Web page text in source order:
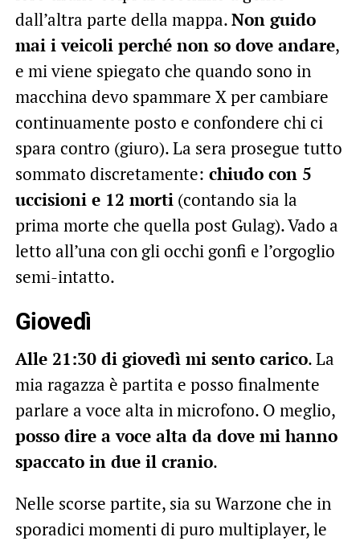
dall’altra parte della mappa.Non guido
mai i veicoli perché non so dove andare,
e mi viene spiegato che quando sono in
macchina devo spammare X per cambiare
continuamente posto e confondere chi ci
spara contro (giuro). La sera prosegue tutto
sommato discretamente: chiudo con 5
uccisioni e 12 morti(contando sia la
prima morte che quella post Gulag). Vado a
letto all’una con gli occhi gonfi e l’orgoglio
semi-intatto.
Giovedì
Alle 21:30 di giovedì mi sento carico. La
mia ragazza è partita e posso finalmente
parlare a voce alta in microfono. O meglio,
posso dire a voce alta da dove mi hanno
spaccato in due il cranio.
Nelle scorse partite, sia su Warzone che in
sporadici momenti di puro multiplayer, le